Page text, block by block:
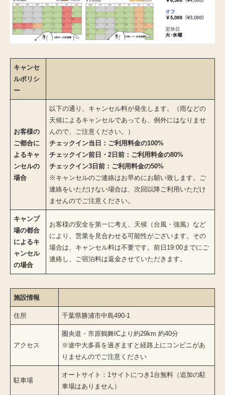
キャンセ
ルポリシ
ー
お客様の
ご都合に
よるキャ
ンセルの
場合
以下の通り、キャンセル料が発生します。（雨などの
天候によるキャンセルであっても、例外にはなりませ
んので、ご注意ください。）
チェックイン当日：ご利用料金の100%
チェックイン前日・2日前：ご利用料金の80%
チェックイン3日前：ご利用料金の50%
※キャンセルのご連絡はお早めにお願い致します。ご
連絡をいただけない場合は、次回以降ご利用いただけ
ませんのでご注意ください。
キャンプ
場の都合
によるキ
ャンセル
の場合
お客様の安全を第一に考え、天候（台風・強風）など
により、営業を見合わせる可能性がございます。その
場合は、キャンセル料は不要です。前日19:00までにご
連絡し、ご宿泊料は返金させていただきます。
施設情報
住所 千葉県勝浦市中島490-1
アクセス
圏央道・市原鶴舞ICより約29km 約40分
※途中大多喜を過ぎますと経路上にコンビニがあ
りませんのでご注意ください
駐車場
オートサイト：1サイトにつき1台無料（追加の駐
車場はありません）